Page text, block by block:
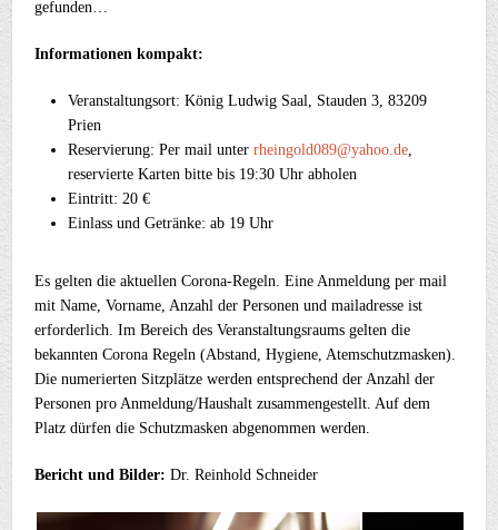
gefunden…
Informationen kompakt:
Veranstaltungsort: König Ludwig Saal, Stauden 3, 83209
Prien
Reservierung: Per mail unterrheingold089@yahoo.de,
reservierte Karten bitte bis 19:30 Uhr abholen
Eintritt: 20 €
Einlass und Getränke: ab 19 Uhr
Es gelten die aktuellen Corona-Regeln. Eine Anmeldung per mail
mit Name, Vorname, Anzahl der Personen und mailadresse ist
erforderlich. Im Bereich des Veranstaltungsraums gelten die
bekannten Corona Regeln (Abstand, Hygiene, Atemschutzmasken).
Die numerierten Sitzplätze werden entsprechend der Anzahl der
Personen pro Anmeldung/Haushalt zusammengestellt. Auf dem
Platz dürfen die Schutzmasken abgenommen werden.
Bericht und Bilder: Dr. Reinhold Schneider